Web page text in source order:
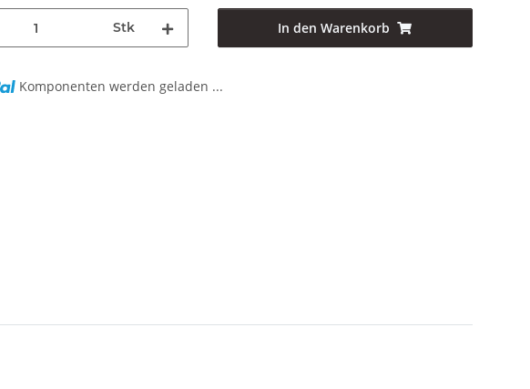
Stk In den Warenkorb
Komponenten werden geladen ...